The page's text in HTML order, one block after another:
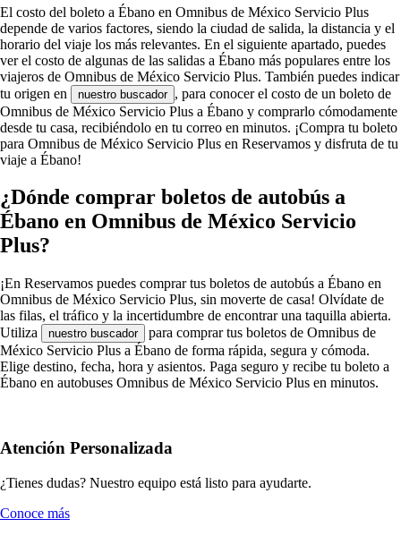
El costo del boleto a Ébano en Omnibus de México Servicio Plus
depende de varios factores, siendo la ciudad de salida, la distancia y el
horario del viaje los más relevantes. En el siguiente apartado, puedes
ver el costo de algunas de las salidas a Ébano más populares entre los
viajeros de Omnibus de México Servicio Plus. También puedes indicar
tu origen en
nuestro buscador , para conocer el costo de un boleto de
Omnibus de México Servicio Plus a Ébano y comprarlo cómodamente
desde tu casa, recibiéndolo en tu correo en minutos. ¡Compra tu boleto
para Omnibus de México Servicio Plus en Reservamos y disfruta de tu
viaje a Ébano!
¿Dónde comprar boletos de autobús a
Ébano en Omnibus de México Servicio
Plus?
¡En Reservamos puedes comprar tus boletos de autobús a Ébano en
Omnibus de México Servicio Plus, sin moverte de casa! Olvídate de
las filas, el tráfico y la incertidumbre de encontrar una taquilla abierta.
Utiliza
nuestro buscador
para comprar tus boletos de Omnibus de
México Servicio Plus a Ébano de forma rápida, segura y cómoda.
Elige destino, fecha, hora y asientos. Paga seguro y recibe tu boleto a
Ébano en autobuses Omnibus de México Servicio Plus en minutos.
Atención Personalizada
¿Tienes dudas? Nuestro equipo está listo para ayudarte.
Conoce más